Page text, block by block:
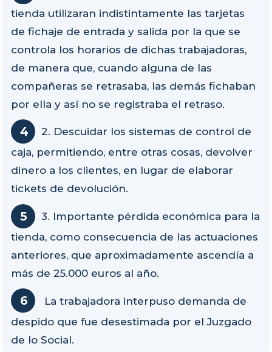
tienda utilizaran indistintamente las tarjetas
de fichaje de entrada y salida por la que se
controla los horarios de dichas trabajadoras,
de manera que, cuando alguna de las
compañeras se retrasaba, las demás fichaban
por ella y así no se registraba el retraso.
2. Descuidar los sistemas de control de
caja, permitiendo, entre otras cosas, devolver
dinero a los clientes, en lugar de elaborar
tickets de devolución.
3. Importante pérdida económica para la
tienda, como consecuencia de las actuaciones
anteriores, que aproximadamente ascendía a
más de 25.000 euros al año.
La trabajadora interpuso demanda de
despido que fue desestimada por el Juzgado
de lo Social.